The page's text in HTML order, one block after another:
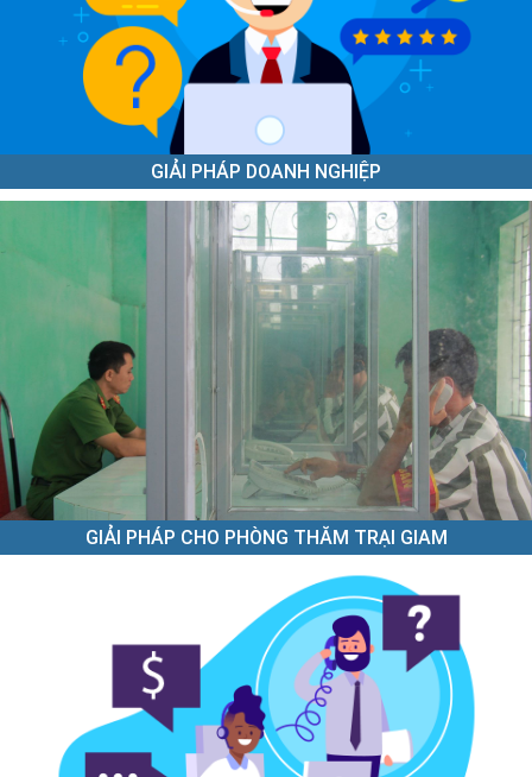
GIẢI PHÁP DOANH NGHIỆP
GIẢI PHÁP CHO PHÒNG THĂM TRẠI GIAM